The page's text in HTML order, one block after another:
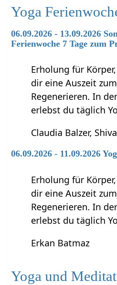
Yoga
06.09.2026 - 13.09.2026
Ferienwoche 7 Tage zum
Erholung für
dir eine Auszeit
Regenerieren. In
erlebst du täglich
Claudia Balzer,
06.09.2026 - 11.09.2026
Erholung für
dir eine Auszeit
Regenerieren. In
erlebst du täglich
Erkan Batmaz
Yoga und